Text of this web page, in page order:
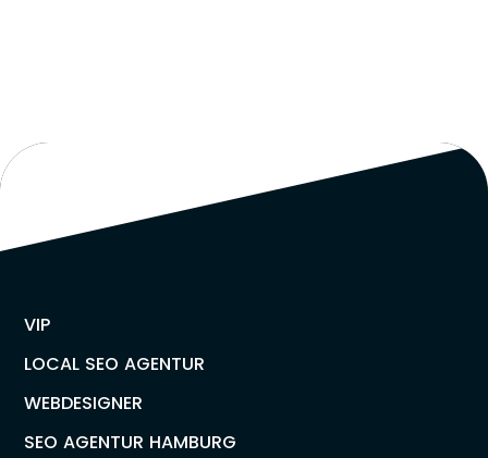
VIP
LOCAL SEO AGENTUR
WEBDESIGNER
SEO AGENTUR HAMBURG